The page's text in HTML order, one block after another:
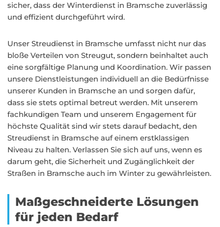
sicher, dass der Winterdienst in Bramsche zuverlässig
und effizient durchgeführt wird.
Unser Streudienst in Bramsche umfasst nicht nur das
bloße Verteilen von Streugut, sondern beinhaltet auch
eine sorgfältige Planung und Koordination. Wir passen
unsere Dienstleistungen individuell an die Bedürfnisse
unserer Kunden in Bramsche an und sorgen dafür,
dass sie stets optimal betreut werden. Mit unserem
fachkundigen Team und unserem Engagement für
höchste Qualität sind wir stets darauf bedacht, den
Streudienst in Bramsche auf einem erstklassigen
Niveau zu halten. Verlassen Sie sich auf uns, wenn es
darum geht, die Sicherheit und Zugänglichkeit der
Straßen in Bramsche auch im Winter zu gewährleisten.
Maßgeschneiderte Lösungen
für jeden Bedarf